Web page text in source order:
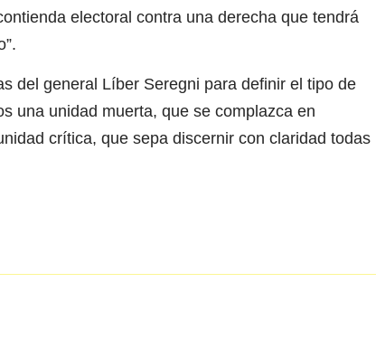
electoral contra una derecha que tendrá
del general Líber Seregni para definir el tipo de
una unidad muerta, que se complazca en
crítica, que sepa discernir con claridad todas